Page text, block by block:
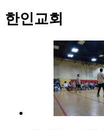
한인교회